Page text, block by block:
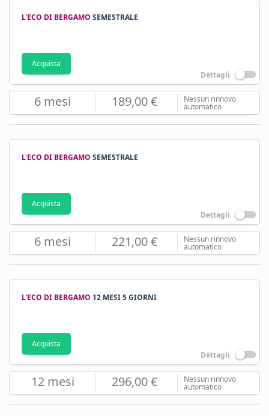
L'ECO DI BERGAMO SEMESTRALE
Acquista
Dettagli
6 mesi 189,00 € Nessun rinnovo
automatico
L'ECO DI BERGAMO SEMESTRALE
Acquista
Dettagli
6 mesi 221,00 € Nessun rinnovo
automatico
L'ECO DI BERGAMO 12 MESI 5 GIORNI
Acquista
Dettagli
12 mesi 296,00 € Nessun rinnovo
automatico